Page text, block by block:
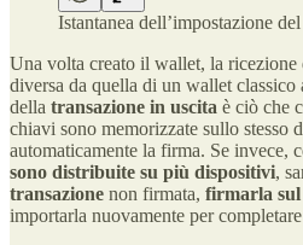
Istantanea dell’impostazione
Una volta creato il wallet, la
diversa da quella di un wallet
della transazione in uscita è ciò che
chiavi sono memorizzate sullo stesso
automaticamente la firma. Se invece,
sono distribuite su più dispositivi,
transazione non firmata, firmarla sul
importarla nuovamente per